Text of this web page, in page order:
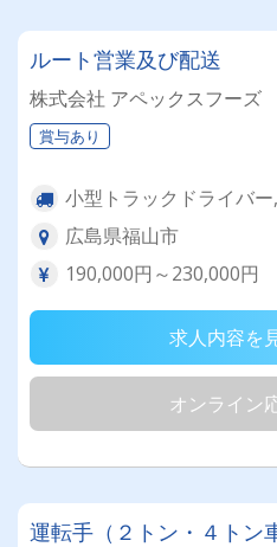
ルート営業及び配送
株式会社 アペックスフーズ
賞与あり
小型トラックドライバ
広島県福山市
190,000円～230,000円
求人内容を
オンライン
運転手（２トン・４トン